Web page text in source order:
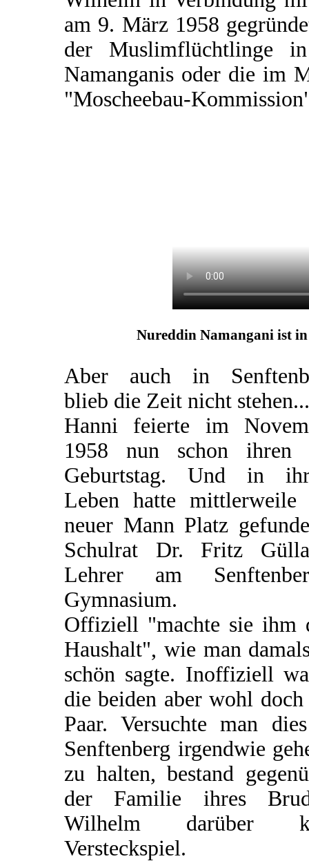
am 9. März 1958
der Muslimflüchtlinge
Namanganis oder die im
"Moscheebau-
Nureddin Namangani ist in
Aber auch in
blieb die Zeit nicht stehen...
Hanni feierte im
1958 nun schon ihren
Geburtstag. Und in
Leben hatte mittlerweile
neuer Mann Platz
Schulrat Dr. Fritz
Lehrer am
Gymnasium.
Offiziell "machte sie ihm
Haushalt", wie man
schön sagte. Inoffiziell
die beiden aber wohl
Paar. Versuchte man
Senftenberg irgendwie
zu halten, bestand
der Familie ihres
Wilhelm darüber
Versteckspiel.